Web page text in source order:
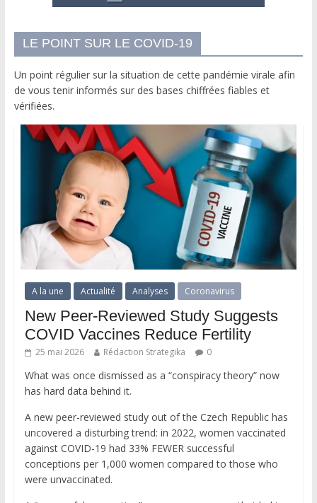
LE POINT SUR LE COVID-19
Un point régulier sur la situation de cette pandémie virale afin
de vous tenir informés sur des bases chiffrées fiables et
vérifiées.
A la une Actualité Analyses Coronavirus
New Peer-Reviewed Study Suggests
COVID Vaccines Reduce Fertility
25 mai 2026 Rédaction Strategika 0
What was once dismissed as a “conspiracy theory” now
has hard data behind it.
A new peer-reviewed study out of the Czech Republic has
uncovered a disturbing trend: in 2022, women vaccinated
against COVID-19 had 33% FEWER successful
conceptions per 1,000 women compared to those who
were unvaccinated.